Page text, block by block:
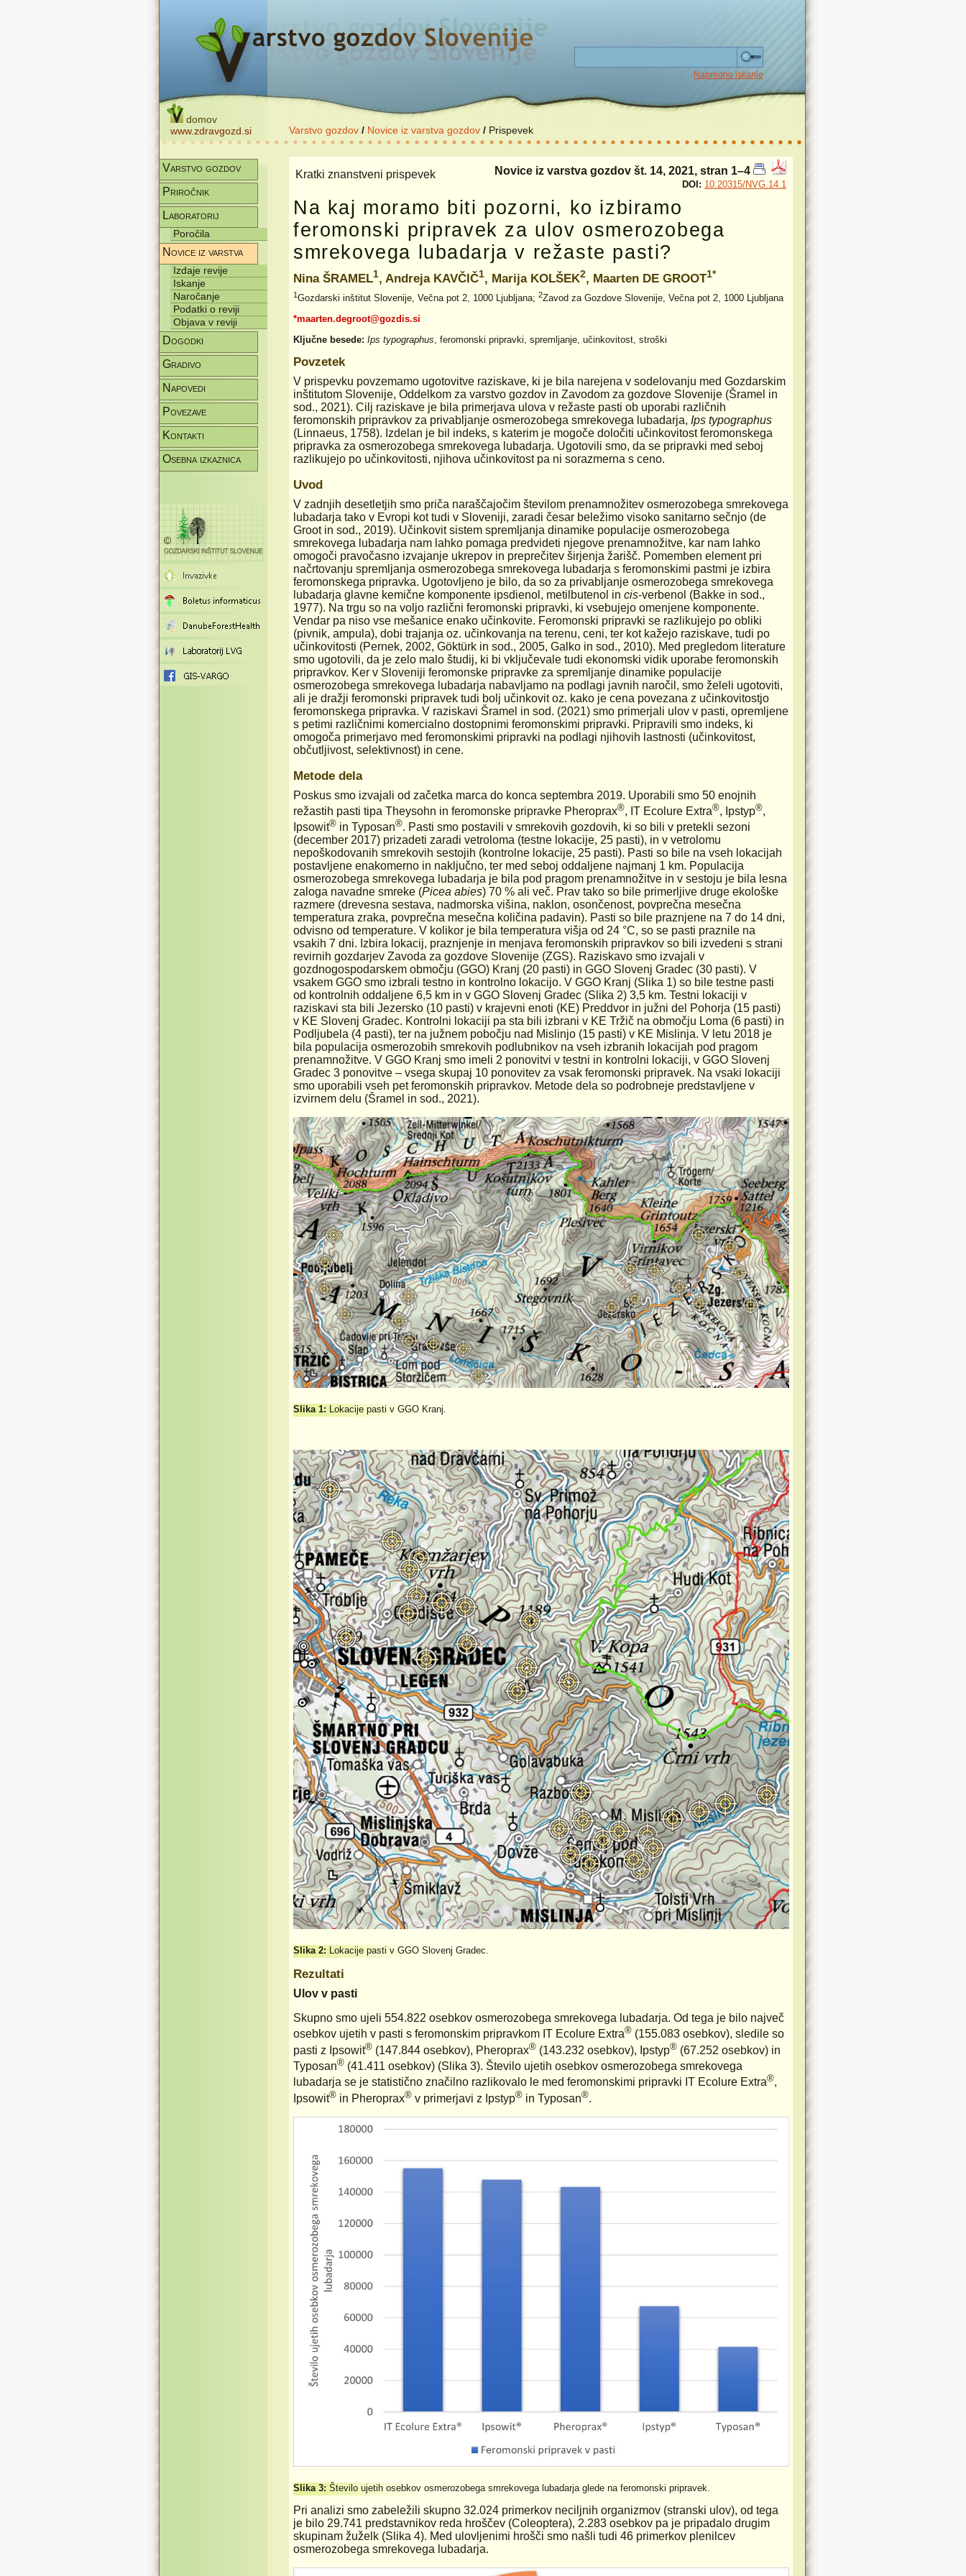
Napredno iskanje
domov
www.zdravgozd.si
Varstvo gozdov / Novice iz varstva gozdov / Prispevek
Varstvo gozdov
Priročnik
Laboratorij
Poročila
Novice iz varstva
Izdaje revije
Iskanje
Naročanje
Podatki o reviji
Objava v reviji
Dogodki
Gradivo
Napovedi
Povezave
Kontakti
Osebna izkaznica
Kratki znanstveni prispevek Novice iz varstva gozdov št. 14, 2021, stran 1–4
DOI: 10.20315/NVG.14.1
Na kaj moramo biti pozorni, ko izbiramo
feromonski pripravek za ulov osmerozobega
smrekovega lubadarja v režaste pasti?
Nina ŠRAMEL1, Andreja KAVČIČ1, Marija KOLŠEK2, Maarten DE GROOT1*
1Gozdarski inštitut Slovenije, Večna pot 2, 1000 Ljubljana; 2Zavod za Gozdove Slovenije, Večna pot 2, 1000 Ljubljana
*maarten.degroot@gozdis.si
Ključne besede: Ips typographus , feromonski pripravki, spremljanje, učinkovitost, stroški
Povzetek
V prispevku povzemamo ugotovitve raziskave, ki je bila narejena v sodelovanju med Gozdarskim
inštitutom Slovenije, Oddelkom za varstvo gozdov in Zavodom za gozdove Slovenije (Šramel in
sod., 2021). Cilj raziskave je bila primerjava ulova v režaste pasti ob uporabi različnih
feromonskih pripravkov za privabljanje osmerozobega smrekovega lubadarja, Ips typographus
(Linnaeus, 1758). Izdelan je bil indeks, s katerim je mogoče določiti učinkovitost feromonskega
pripravka za osmerozobega smrekovega lubadarja. Ugotovili smo, da se pripravki med seboj
razlikujejo po učinkovitosti, njihova učinkovitost pa ni sorazmerna s ceno.
Uvod
V zadnjih desetletjih smo priča naraščajočim številom prenamnožitev osmerozobega smrekovega
lubadarja tako v Evropi kot tudi v Sloveniji, zaradi česar beležimo visoko sanitarno sečnjo (de
Groot in sod., 2019). Učinkovit sistem spremljanja dinamike populacije osmerozobega
smrekovega lubadarja nam lahko pomaga predvideti njegove prenamnožitve, kar nam lahko
omogoči pravočasno izvajanje ukrepov in preprečitev širjenja žarišč. Pomemben element pri
načrtovanju spremljanja osmerozobega smrekovega lubadarja s feromonskimi pastmi je izbira
feromonskega pripravka. Ugotovljeno je bilo, da so za privabljanje osmerozobega smrekovega
lubadarja glavne kemične komponente ipsdienol, metilbutenol in cis-verbenol (Bakke in sod.,
1977). Na trgu so na voljo različni feromonski pripravki, ki vsebujejo omenjene komponente.
Vendar pa niso vse mešanice enako učinkovite. Feromonski pripravki se razlikujejo po obliki
(pivnik, ampula), dobi trajanja oz. učinkovanja na terenu, ceni, ter kot kažejo raziskave, tudi po
učinkovitosti (Pernek, 2002, Göktürk in sod., 2005, Galko in sod., 2010). Med pregledom literature
smo ugotovili, da je zelo malo študij, ki bi vključevale tudi ekonomski vidik uporabe feromonskih
pripravkov. Ker v Sloveniji feromonske pripravke za spremljanje dinamike populacije
osmerozobega smrekovega lubadarja nabavljamo na podlagi javnih naročil, smo želeli ugotoviti,
ali je dražji feromonski pripravek tudi bolj učinkovit oz. kako je cena povezana z učinkovitostjo
feromonskega pripravka. V raziskavi Šramel in sod. (2021) smo primerjali ulov v pasti, opremljene
s petimi različnimi komercialno dostopnimi feromonskimi pripravki. Pripravili smo indeks, ki
omogoča primerjavo med feromonskimi pripravki na podlagi njihovih lastnosti (učinkovitost,
občutljivost, selektivnost) in cene.
Metode dela
Poskus smo izvajali od začetka marca do konca septembra 2019. Uporabili smo 50 enojnih
režastih pasti tipa Theysohn in feromonske pripravke Pheroprax®, IT Ecolure Extra®, Ipstyp®,
Ipsowit® in Typosan®. Pasti smo postavili v smrekovih gozdovih, ki so bili v pretekli sezoni
(december 2017) prizadeti zaradi vetroloma (testne lokacije, 25 pasti), in v vetrolomu
nepoškodovanih smrekovih sestojih (kontrolne lokacije, 25 pasti). Pasti so bile na vseh lokacijah
postavljene enakomerno in naključno, ter med seboj oddaljene najmanj 1 km. Populacija
osmerozobega smrekovega lubadarja je bila pod pragom prenamnožitve in v sestoju je bila lesna
zaloga navadne smreke (Picea abies) 70 % ali več. Prav tako so bile primerljive druge ekološke
razmere (drevesna sestava, nadmorska višina, naklon, osončenost, povprečna mesečna
temperatura zraka, povprečna mesečna količina padavin). Pasti so bile praznjene na 7 do 14 dni,
odvisno od temperature. V kolikor je bila temperatura višja od 24 °C, so se pasti praznile na
vsakih 7 dni. Izbira lokacij, praznjenje in menjava feromonskih pripravkov so bili izvedeni s strani
revirnih gozdarjev Zavoda za gozdove Slovenije (ZGS). Raziskavo smo izvajali v
gozdnogospodarskem območju (GGO) Kranj (20 pasti) in GGO Slovenj Gradec (30 pasti). V
vsakem GGO smo izbrali testno in kontrolno lokacijo. V GGO Kranj (Slika 1) so bile testne pasti
od kontrolnih oddaljene 6,5 km in v GGO Slovenj Gradec (Slika 2) 3,5 km. Testni lokaciji v
raziskavi sta bili Jezersko (10 pasti) v krajevni enoti (KE) Preddvor in južni del Pohorja (15 pasti)
v KE Slovenj Gradec. Kontrolni lokaciji pa sta bili izbrani v KE Tržič na območju Loma (6 pasti) in
Podljubela (4 pasti), ter na južnem pobočju nad Mislinjo (15 pasti) v KE Mislinja. V letu 2018 je
bila populacija osmerozobih smrekovih podlubnikov na vseh izbranih lokacijah pod pragom
prenamnožitve. V GGO Kranj smo imeli 2 ponovitvi v testni in kontrolni lokaciji, v GGO Slovenj
Gradec 3 ponovitve – vsega skupaj 10 ponovitev za vsak feromonski pripravek. Na vsaki lokaciji
smo uporabili vseh pet feromonskih pripravkov. Metode dela so podrobneje predstavljene v
izvirnem delu (Šramel in sod., 2021).
Slika 1: Lokacije pasti v GGO Kranj.
Slika 2: Lokacije pasti v GGO Slovenj Gradec.
Rezultati
Ulov v pasti
Skupno smo ujeli 554.822 osebkov osmerozobega smrekovega lubadarja. Od tega je bilo največ
osebkov ujetih v pasti s feromonskim pripravkom IT Ecolure Extra® (155.083 osebkov), sledile so
pasti z Ipsowit® (147.844 osebkov), Pheroprax® (143.232 osebkov), Ipstyp® (67.252 osebkov) in
Typosan® (41.411 osebkov) (Slika 3). Število ujetih osebkov osmerozobega smrekovega
lubadarja se je statistično značilno razlikovalo le med feromonskimi pripravki IT Ecolure Extra®,
Ipsowit® in Pheroprax® v primerjavi z Ipstyp® in Typosan®.
Slika 3: Število ujetih osebkov osmerozobega smrekovega lubadarja glede na feromonski pripravek.
Pri analizi smo zabeležili skupno 32.024 primerkov neciljnih organizmov (stranski ulov), od tega
je bilo 29.741 predstavnikov reda hroščev (Coleoptera), 2.283 osebkov pa je pripadalo drugim
skupinam žuželk (Slika 4). Med ulovljenimi hrošči smo našli tudi 46 primerkov plenilcev
osmerozobega smrekovega lubadarja.